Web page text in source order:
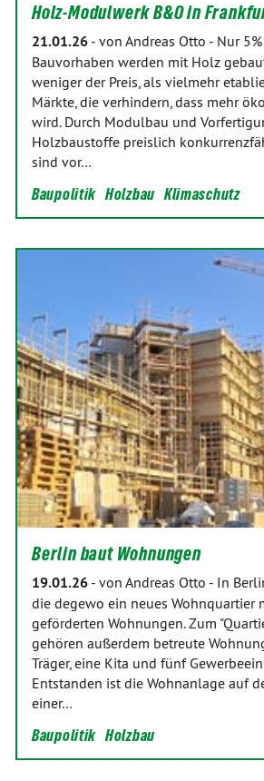
Holz-Modulwerk B&O in
21.01.26 - von Andreas Otto - Nur
Bauvorhaben werden mit Holz
weniger der Preis, als vielmehr
Märkte, die verhindern, dass mehr
wird. Durch Modulbau und
Holzbaustoffe preislich
sind vor…
Baupolitik Holzbau Klimaschutz
Berlin baut Wohnungen
19.01.26 - von Andreas Otto - In
die degewo ein neues Wohnquartier
geförderten Wohnungen. Zum
gehören außerdem betreute
Träger, eine Kita und fünf
Entstanden ist die Wohnanlage auf
einer…
Baupolitik Holzbau